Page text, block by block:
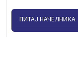
ПИТАЈ НАЧЕЛНИКА